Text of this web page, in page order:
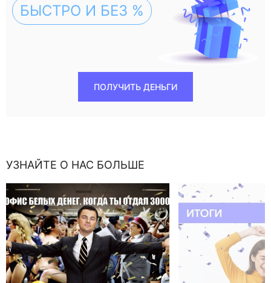
БЫСТРО И БЕЗ %
ПОЛУЧИТЬ ДЕНЬГИ
УЗНАЙТЕ О НАС БОЛЬШЕ